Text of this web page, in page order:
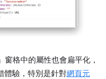
窗格中的屬性也會扁平化，
體驗，特別是針對網頁元